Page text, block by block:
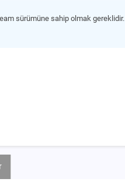
sürümüne sahip olmak gereklidir.